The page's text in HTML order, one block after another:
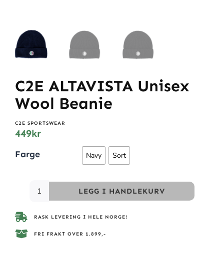
C2E ALTAVISTA Unisex
Wool Beanie
C2E SPORTSWEAR
449kr
Farge Navy Sort
LEGG I HANDLEKURV
RASK LEVERING I HELE NORGE!
FRI FRAKT OVER 1.899,-